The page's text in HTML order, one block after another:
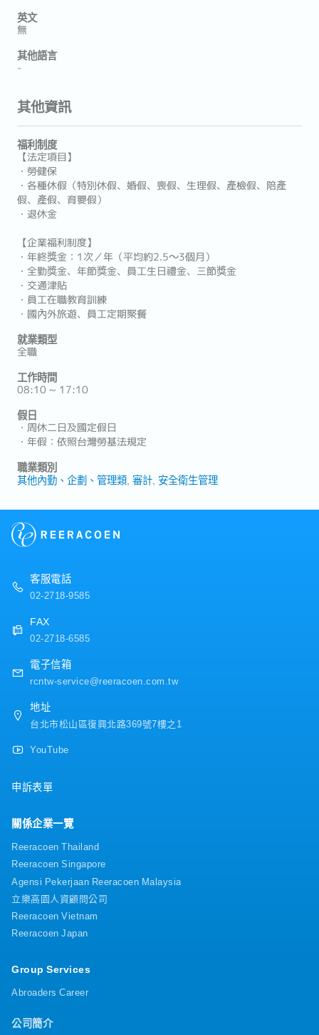
英文
無
其他語言
-
其他資訊
福利制度
【法定項目】
・勞健保
・各種休假（特別休假、婚假、喪假、生理假、產檢假、陪產
假、產假、育嬰假）
・退休金
【企業福利制度】
・年終獎金：1次／年（平均約2.5～3個月）
・全勤獎金、年節獎金、員工生日禮金、三節獎金
・交通津貼
・員工在職教育訓練
・國內外旅遊、員工定期聚餐
就業類型
全職
工作時間
08:10 ~ 17:10
假日
・周休二日及國定假日
・年假：依照台灣勞基法規定
職業類別
其他內勤、企劃、管理類 審計 安全衛生管理
客服電話
02-2718-9585
FAX
02-2718-6585
電子信箱
rcntw-service@reeracoen.com.tw
地址
台北市松山區復興北路369號7樓之1
YouTube
申訴表單
關係企業一覽
Reeracoen Thailand
Reeracoen Singapore
Agensi Pekerjaan Reeracoen Malaysia
立樂高園人資顧問公司
Reeracoen Vietnam
Reeracoen Japan
Group Services
Abroaders Career
公司簡介